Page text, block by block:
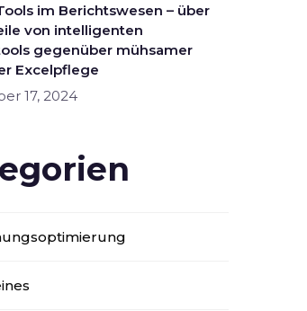
im Berichtswesen – über
von intelligenten
gegenüber mühsamer
Excelpflege
17, 2024